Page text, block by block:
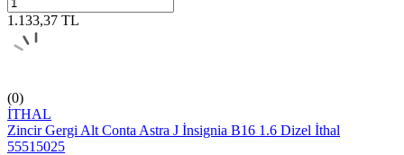
1.133,37 TL
(0)
İTHAL
Zincir Gergi Alt Conta Astra J İnsignia B16 1.6 Dizel İthal
55515025